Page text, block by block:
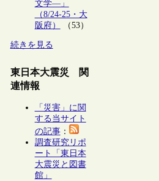
文学―」
（8/24-25・大
阪府）
（53）
続きを見る
東日本大震災 関
連情報
「災害」に関
する当サイト
の記事：
調査研究リポ
ート「東日本
大震災と図書
館」